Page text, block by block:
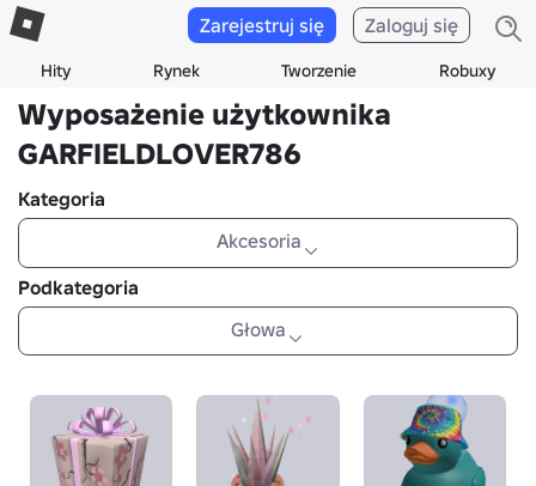
Hity Rynek Tworzenie Robuxy
Zarejestruj się Zaloguj się
Wyposażenie użytkownika
GARFIELDLOVER786
Kategoria
Akcesoria
Podkategoria
Głowa